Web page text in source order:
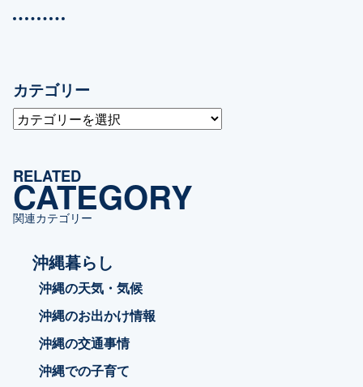
カテゴリー
カ
テ
リ
ー
RELATED
CATEGORY
関連カテゴリー
沖縄暮らし
沖縄の天気・気候
沖縄のお出かけ情報
沖縄の交通事情
沖縄での子育て